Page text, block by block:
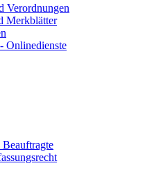
Verordnungen
Merkblätter
Onlinedienste